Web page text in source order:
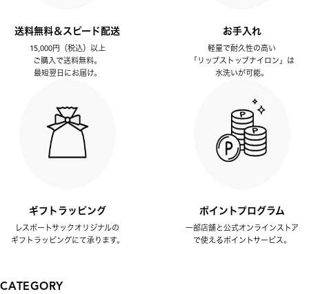
送料無料＆スピード配送
15,000円（税込）以上
ご購入で送料無料。
最短翌日にお届け。
お手入れ
軽量で耐久性の高い
「リップストップナイロン」は
水洗いが可能。
ギフトラッピング
レスポートサックオリジナルの
ギフトラッピングにて承ります。
ポイントプログラム
一部店舗と公式オンラインストア
で使えるポイントサービス。
CATEGORY